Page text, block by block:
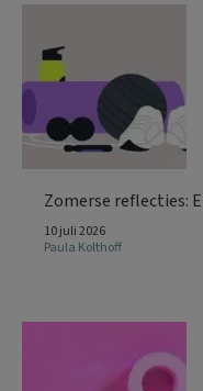
Zomerse reflecties:
10 juli 2026
Paula Kolthoff